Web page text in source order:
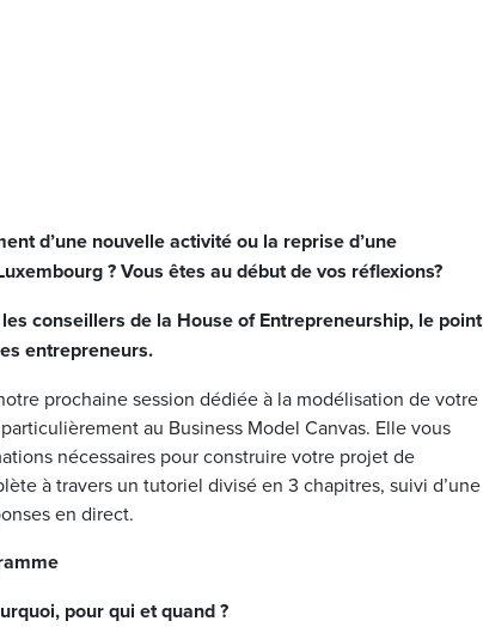
d’une nouvelle activité ou la reprise d’une
? Vous êtes au début de vos réflexions?
conseillers de la House of Entrepreneurship, le point
entrepreneurs.
prochaine session dédiée à la modélisation de votre
au Business Model Canvas. Elle vous
nécessaires pour construire votre projet de
à travers un tutoriel divisé en 3 chapitres, suivi d’une
en direct.
pour qui et quand ?